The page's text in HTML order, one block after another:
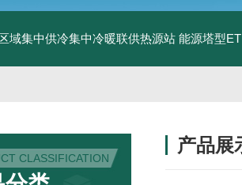
域集中供冷集中冷暖联供热源站 能源塔型
CLASSIFICATION
产品展